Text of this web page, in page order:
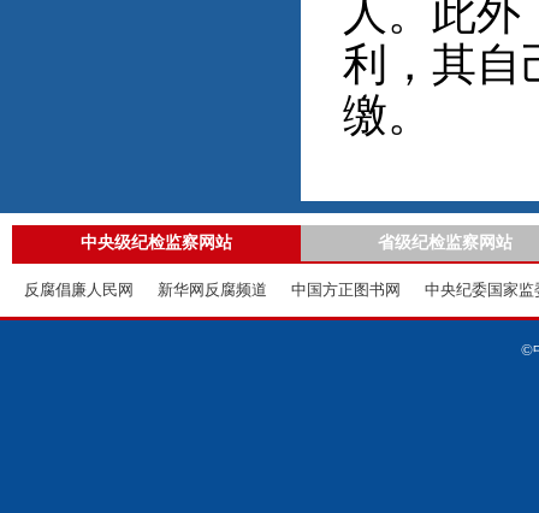
人。此
利，其自
缴。
中央级纪检监察网站 省级纪检监察网站
反腐倡廉人民网 新华网反腐频道 中国方正图书网 中央纪委国家监
©